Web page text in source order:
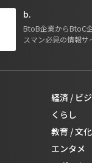
b.
BtoB企業からBtoC
スマン必見の情報サ
経済 / ビ
くらし
教育 / 文化
エンタメ